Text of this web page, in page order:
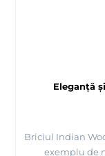
Eleganță
Briciul Indian
exemplu de